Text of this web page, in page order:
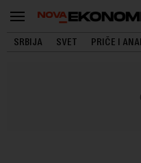
SRBIJA SVET PRIČE I